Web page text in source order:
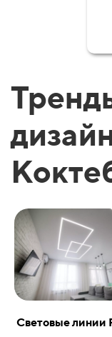
Световые линии